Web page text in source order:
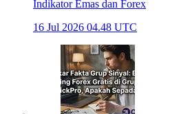
Indikator Emas dan Forex
16 Jul 2026 04.48 UTC